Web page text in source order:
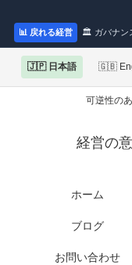
📊 戻れる経営 🏛 ガバナン
🇯🇵 日本語 🇬🇧
可逆性の
経営の
ホーム
ブログ
お問い合わせ